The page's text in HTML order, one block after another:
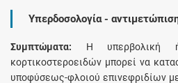
Υπερδοσολογία -
Συμπτώματα: Η υπερβολική ή
κορτικοστεροειδών μπορεί να
υποφύσεως-φλοιού επινεφριδίων